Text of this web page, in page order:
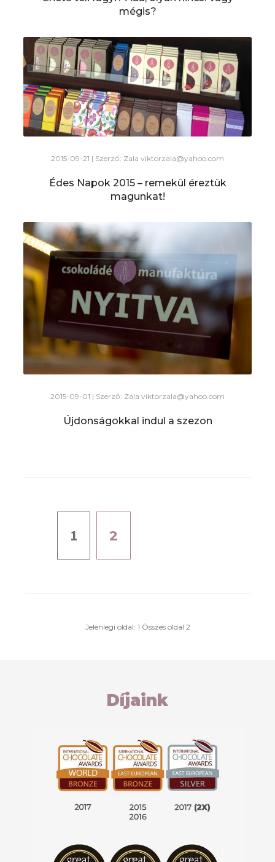
mégis?
2015-09-21 | Szerző: Zala viktorzala@yahoo.com
Édes Napok 2015 – remekül éreztük
magunkat!
2015-09-01 | Szerző: Zala viktorzala@yahoo.com
Újdonságokkal indul a szezon
1 2
Jelenlegi oldal: 1 Összes oldal 2
Díjaink